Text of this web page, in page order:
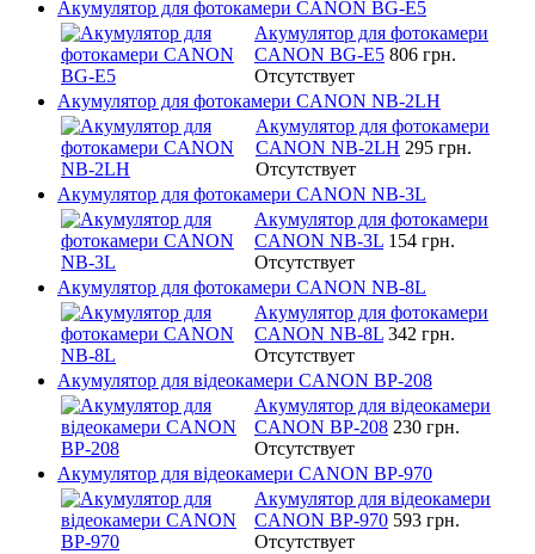
Акумулятор для фотокамери CANON BG-E5
Акумулятор для фотокамери
CANON BG-E5 806 грн.
Отсутствует
Акумулятор для фотокамери CANON NB-2LH
Акумулятор для фотокамери
CANON NB-2LH 295 грн.
Отсутствует
Акумулятор для фотокамери CANON NB-3L
Акумулятор для фотокамери
CANON NB-3L 154 грн.
Отсутствует
Акумулятор для фотокамери CANON NB-8L
Акумулятор для фотокамери
CANON NB-8L 342 грн.
Отсутствует
Акумулятор для відеокамери CANON BP-208
Акумулятор для відеокамери
CANON BP-208 230 грн.
Отсутствует
Акумулятор для відеокамери CANON BP-970
Акумулятор для відеокамери
CANON BP-970 593 грн.
Отсутствует